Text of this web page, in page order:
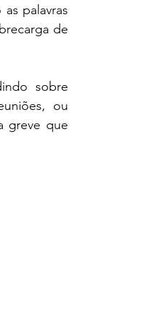
palavras
de
sobre
ou
greve que